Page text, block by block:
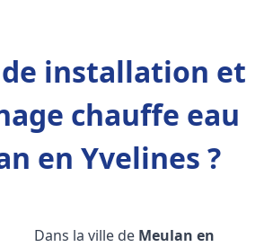
installation et
chauffe eau
en Yvelines ?
Dans la ville de Meulan en